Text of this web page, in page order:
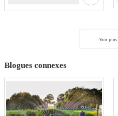
Voir plus
Blogues connexes